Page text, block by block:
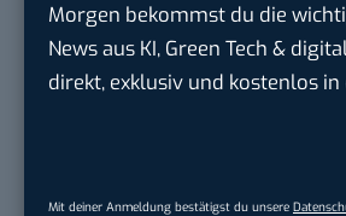
Morgen bekommst du die
News aus KI, Green Tech &
direkt, exklusiv und kostenlos in
Mit deiner Anmeldung bestätigst du unsere
Content Marketing
Te...
Ferdinand Bilstein GmbH
PR & Social Media